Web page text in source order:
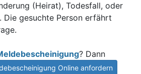
(Heirat), Todesfall, oder
Die gesuchte Person erfährt
? Dann
Online anfordern